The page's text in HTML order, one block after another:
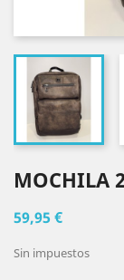
MOCHILA
59,95 €
Sin impuestos